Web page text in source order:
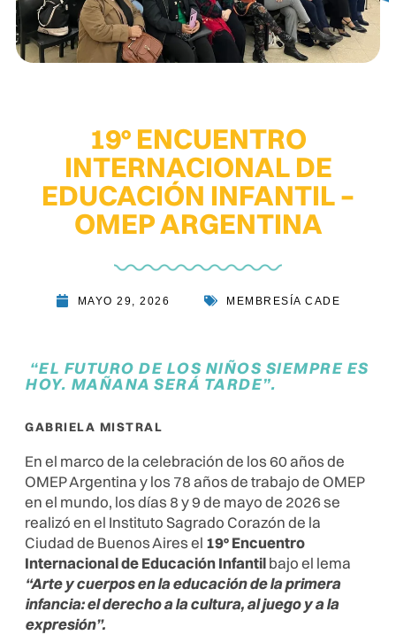
19° ENCUENTRO
INTERNACIONAL DE
EDUCACIÓN INFANTIL –
OMEP ARGENTINA
MAYO 29, 2026 MEMBRESÍA CADE
“EL FUTURO DE LOS NIÑOS SIEMPRE ES
HOY. MAÑANA SERÁ TARDE”.
GABRIELA MISTRAL
En el marco de la celebración de los 60 años de
OMEP Argentina y los 78 años de trabajo de OMEP
en el mundo, los días 8 y 9 de mayo de 2026 se
realizó en el Instituto Sagrado Corazón de la
Ciudad de Buenos Aires el 19° Encuentro
Internacional de Educación Infantilbajo el lema
“Arte y cuerpos en la educación de la primera
infancia: el derecho a la cultura, al juego y a la
expresión”.